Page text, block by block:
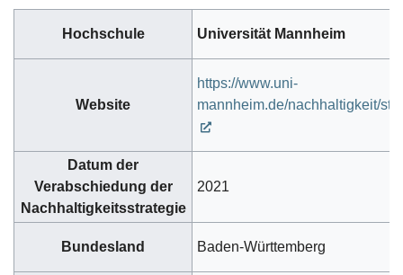
Hochschule Universität Mannheim
Website
https://www.uni-
mannheim.de/nachhaltigkeit/
Datum der
Verabschiedung der
Nachhaltigkeitsstrategie
2021
Bundesland Baden-Württemberg